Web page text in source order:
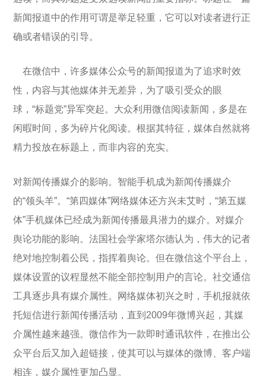
新闻报道中的作用可谓是举足轻重，它可以对读者进行正
确或者错误的引导。
在微信中，许多媒体公众号的新闻报道为了追求时效
性，内容与其他媒体并无差异，为了吸引受众的眼
球，“标题党”异军突起。大众利用微信阅读新闻，多是在
闲暇时间，多为碎片化阅读。根据其特征，媒体自然就将
精力投放在标题上，而非内容的充实。
对新闻传播媒介的影响。智能手机成为新闻传播媒介
的“领头羊”。“第四媒体”网络媒体还方兴未艾时，“第五媒
体”手机媒体已经成为新闻传播最具潜力的媒介。对媒介
舆论功能的影响。法国社会学家塔尔德认为，伟大的记者
绝对地控制着公民，指挥着舆论。但在微信这个平台上，
媒体设置的议程显然不能全部控制用户的言论。社交通信
工具逐步具有媒介属性。网络媒体初兴之时，手机报就依
托短信进行新闻传播活动，直到2009年微博兴起，其媒
介属性越来越强。微信作为一款即时通讯软件，在推出公
众平台后又加入超链接，使其可以与媒体的微博、客户端
相连，媒介属性更加凸显。